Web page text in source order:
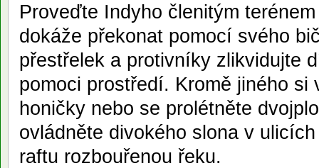
Proveďte Indyho členitým
dokáže překonat pomocí svého
přestřelek a protivníky zlikvidujte
pomoci prostředí. Kromě jiného si
honičky nebo se prolétněte
ovládněte divokého slona v
raftu rozbouřenou řeku.